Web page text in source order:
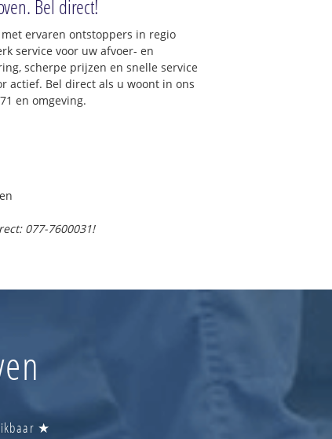
Bel direct!
ervaren ontstoppers in regio
service voor uw afvoer- en
scherpe prijzen en snelle service
actief. Bel direct als u woont in ons
en omgeving.
077-7600031!
★